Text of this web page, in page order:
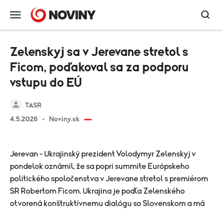
TASR
4.5.2026
Noviny.sk
Zelenskyj sa v Jerevane stretol s
Ficom, poďakoval sa za podporu
vstupu do EÚ
Jerevan - Ukrajinský prezident Volodymyr Zelenskyj v
pondelok oznámil, že sa popri summite Európskeho
politického spoločenstva v Jerevane stretol s premiérom
SR Robertom Ficom. Ukrajina je podľa Zelenského
otvorená konštruktívnemu dialógu so Slovenskom a má